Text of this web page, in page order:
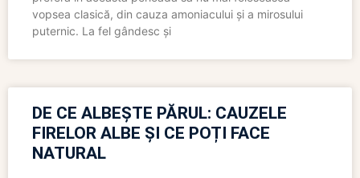
vopsea clasică, din cauza amoniacului și a mirosului
puternic. La fel gândesc și
DE CE ALBEȘTE PĂRUL: CAUZELE
FIRELOR ALBE ȘI CE POȚI FACE
NATURAL